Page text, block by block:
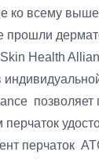
ко всему
прошли
Health
перчаток
перчаток